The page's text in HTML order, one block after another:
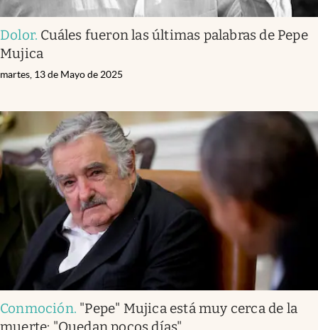
Dolor. Cuáles fueron las últimas palabras de Pepe
Mujica
martes, 13 de Mayo de 2025
Conmoción. "Pepe" Mujica está muy cerca de la
muerte: "Quedan pocos días"